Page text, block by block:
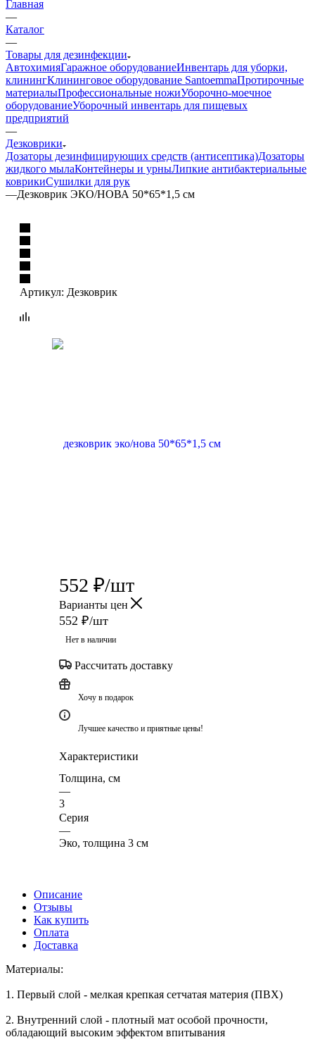
Главная
—
Каталог
—
Товары для дезинфекции
АвтохимияГаражное оборудованиеИнвентарь для уборки,
клинингКлининговое оборудование SantoemmaПротирочные
материалыПрофессиональные ножиУборочно-моечное
оборудованиеУборочный инвентарь для пищевых
предприятий
—
Дезковрики
Дозаторы дезинфицирующих средств (антисептика)Дозаторы
жидкого мылаКонтейнеры и урныЛипкие антибактериальные
коврикиСушилки для рук
—Дезковрик ЭКО/НОВА 50*65*1,5 см
Артикул: Дезковрик
552 ₽/шт
Варианты цен
552 ₽/шт
Нет в наличии
Рассчитать доставку
Хочу в подарок
Лучшее качество и приятные цены!
Характеристики
Толщина, см
—
3
Серия
—
Эко, толщина 3 см
Описание
Отзывы
Как купить
Оплата
Доставка
Материалы:
1. Первый слой - мелкая крепкая сетчатая материя (ПВХ)
2. Внутренний слой - плотный мат особой прочности,
обладающий высоким эффектом впитывания